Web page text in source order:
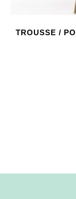
TROUSSE /